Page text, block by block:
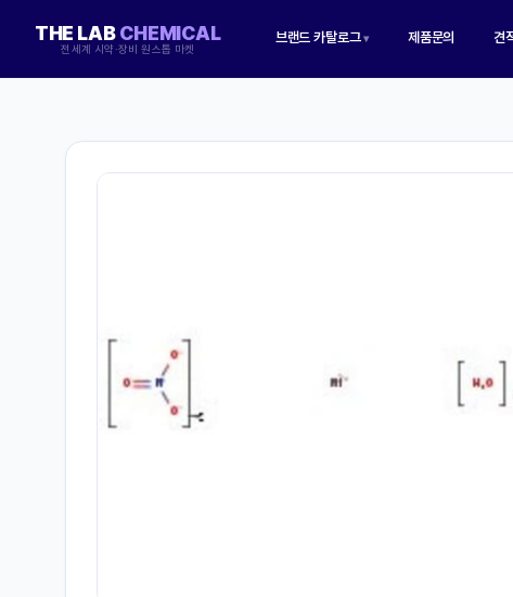
THE LABCHEMICAL
전세계 시약·장비 원스톱 마켓
브랜드 카탈로그▾ 제품문의 견